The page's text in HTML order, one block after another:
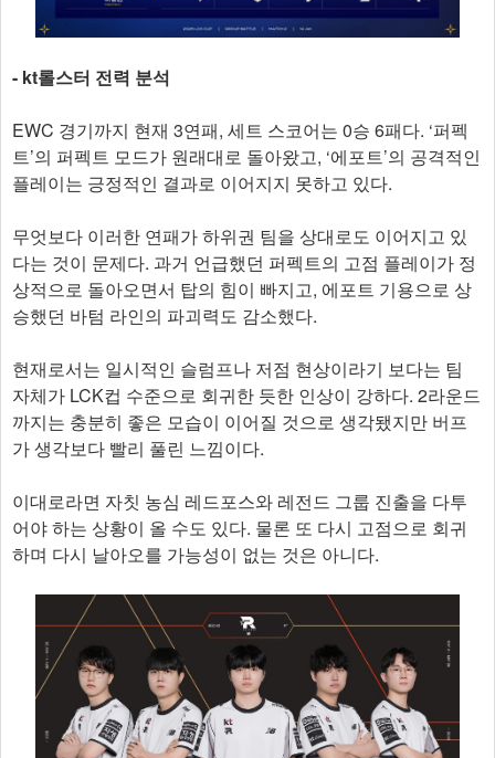
- kt롤스터 전력 분석
EWC 경기까지 현재 3연패, 세트 스코어는 0승 6패다. ‘퍼펙
트’의 퍼펙트 모드가 원래대로 돌아왔고, ‘에포트’의 공격적인
플레이는 긍정적인 결과로 이어지지 못하고 있다.
무엇보다 이러한 연패가 하위권 팀을 상대로도 이어지고 있
다는 것이 문제다. 과거 언급했던 퍼펙트의 고점 플레이가 정
상적으로 돌아오면서 탑의 힘이 빠지고, 에포트 기용으로 상
승했던 바텀 라인의 파괴력도 감소했다.
현재로서는 일시적인 슬럼프나 저점 현상이라기 보다는 팀
자체가 LCK컵 수준으로 회귀한 듯한 인상이 강하다. 2라운드
까지는 충분히 좋은 모습이 이어질 것으로 생각됐지만 버프
가 생각보다 빨리 풀린 느낌이다.
이대로라면 자칫 농심 레드포스와 레전드 그룹 진출을 다투
어야 하는 상황이 올 수도 있다. 물론 또 다시 고점으로 회귀
하며 다시 날아오를 가능성이 없는 것은 아니다.